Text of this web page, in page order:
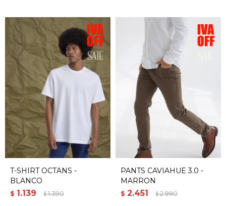
T-SHIRT OCTANS -
BLANCO
$ 1.139 $ 1.390
PANTS CAVIAHUE 3.0 -
MARRON
$ 2.451 $ 2.990